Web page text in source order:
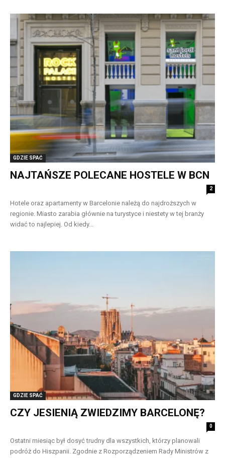
GDZIE SPAĆ
NAJTAŃSZE POLECANE HOSTELE W BCN
2
Hotele oraz apartamenty w Barcelonie należą do najdroższych w
regionie. Miasto zarabia głównie na turystyce i niestety w tej branży
widać to najlepiej. Od kiedy...
GDZIE SPAĆ
CZY JESIENIĄ ZWIEDZIMY BARCELONĘ?
0
Ostatni miesiąc był dosyć trudny dla wszystkich, którzy planowali
podróż do Hiszpanii. Zgodnie z Rozporządzeniem Rady Ministrów z